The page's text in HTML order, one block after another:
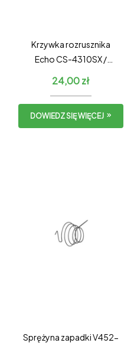
Krzywka rozrusznika
Echo CS-4310SX /
24,00zł
DOWIEDZ SIĘ WIĘCEJ
Sprężyna zapadki V452-